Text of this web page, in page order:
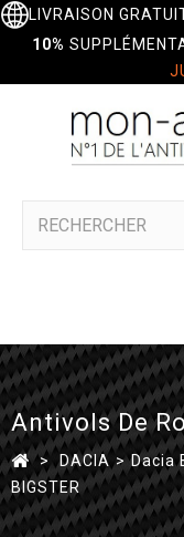
LIVRAISON
10%
Antivols De
> DACIA > Dacia
BIGSTER